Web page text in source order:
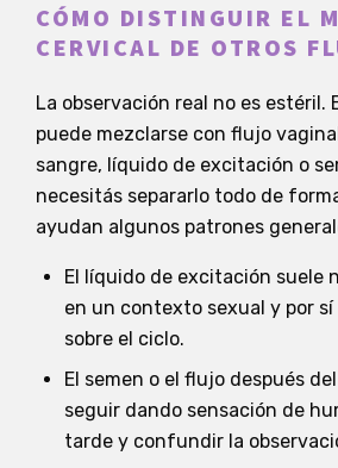
CÓMO DISTINGUIR EL
CERVICAL DE OTROS
La observación real no es estéril.
puede mezclarse con flujo
sangre, líquido de excitación o
necesitás separarlo todo de
ayudan algunos patrones
El líquido de excitación suele
en un contexto sexual y por sí
sobre el ciclo.
El semen o el flujo después
seguir dando sensación de
tarde y confundir la